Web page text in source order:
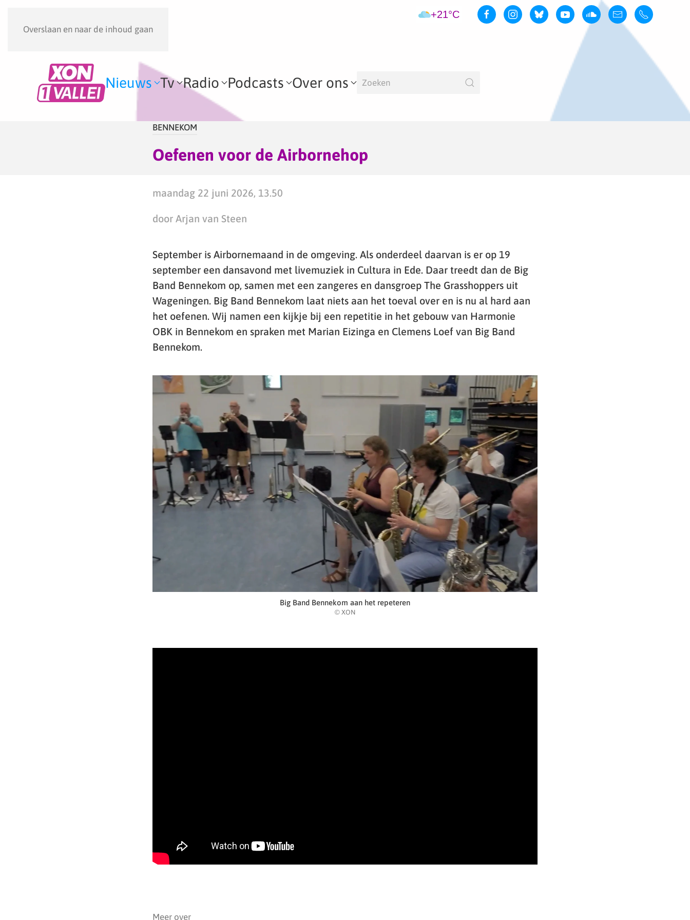
Overslaan en naar de inhoud gaan
+21°C
Nieuws Tv Radio Podcasts Over ons
BENNEKOM
Oefenen voor de Airbornehop
maandag 22 juni 2026, 13.50
door Arjan van Steen
September is Airbornemaand in de omgeving. Als onderdeel daarvan is er op 19
september een dansavond met livemuziek in Cultura in Ede. Daar treedt dan de Big
Band Bennekom op, samen met een zangeres en dansgroep The Grasshoppers uit
Wageningen. Big Band Bennekom laat niets aan het toeval over en is nu al hard aan
het oefenen. Wij namen een kijkje bij een repetitie in het gebouw van Harmonie
OBK in Bennekom en spraken met Marian Eizinga en Clemens Loef van Big Band
Bennekom.
Big Band Bennekom aan het repeteren
© XON
Meer over